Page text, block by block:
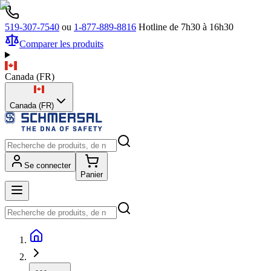
519-307-7540 ou 1-877-889-8816 Hotline de 7h30 à 16h30
Comparer les produits
Canada (FR)
Canada (FR)
Se connecter
Panier